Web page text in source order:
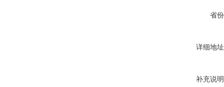
省
详细地
补充说